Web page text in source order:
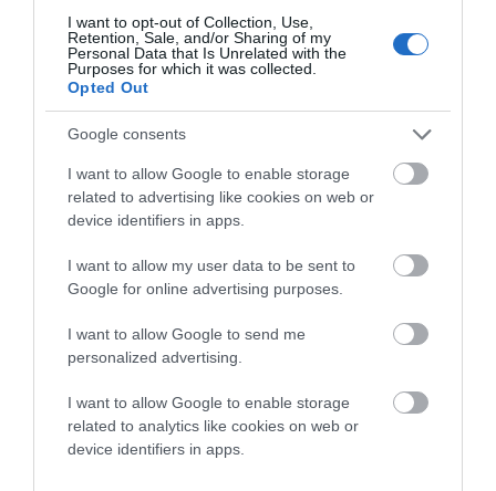
I want to opt-out of Collection, Use,
Retention, Sale, and/or Sharing of my
Personal Data that Is Unrelated with the
Purposes for which it was collected.
Opted Out
Google consents
I want to allow Google to enable storage
related to advertising like cookies on web or
device identifiers in apps.
I want to allow my user data to be sent to
Google for online advertising purposes.
I want to allow Google to send me
personalized advertising.
I want to allow Google to enable storage
related to analytics like cookies on web or
device identifiers in apps.
ΠΑΡΑΜΕΝΟΥΝ…
ΑΠΟΚΛΕΙΣΤΙΚΟ: «ΕΤΣΙ ΑΝΑΚΑΛΥΨΑ ΤΟ
ΣΗΜΑΝΤΙΚΟ ΑΡΧΑΙΟ ΝΑΥΑΓΙΟ ΤΗΣ ΑΝΔΡΟΥ!…»
ΑΝΟΙΧΤΗ ΕΠΙΣΤΟΛΗ ΠΑΛΑΙΟΠΟΛΗΣ: Προς K.
Πρόσφατα Άρθρα
Η νεολαία της Άνδρου είναι
εδώ. Χρειάζεται όμως
ευκαιρίες για να φανεί.
05/08/2026
Η Φιλαρμονική του